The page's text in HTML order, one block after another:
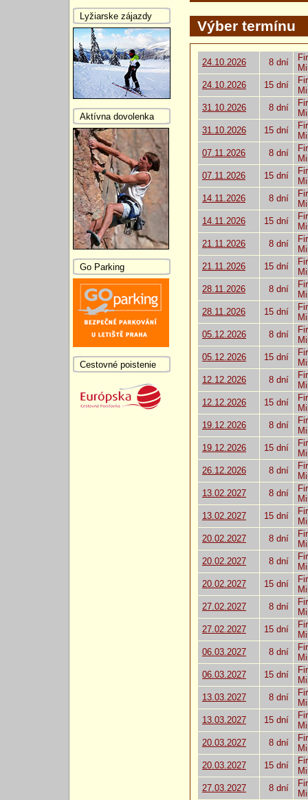
Výber termínu
24.10.2026 8 dní
24.10.2026
15 dní
31.10.2026
8 dní
31.10.2026
15 dní
07.11.2026
8 dní
07.11.2026
15 dní
14.11.2026
8 dní
14.11.2026
15 dní
21.11.2026
8 dní
21.11.2026
15 dní
28.11.2026
8 dní
28.11.2026
15 dní
05.12.2026
8 dní
05.12.2026
15 dní
12.12.2026
8 dní
12.12.2026
15 dní
19.12.2026
8 dní
19.12.2026
15 dní
26.12.2026
8 dní
13.02.2027
8 dní
13.02.2027
15 dní
20.02.2027
8 dní
20.02.2027
8 dní
20.02.2027
15 dní
27.02.2027
8 dní
27.02.2027
15 dní
06.03.2027
8 dní
06.03.2027
15 dní
13.03.2027
8 dní
13.03.2027
15 dní
20.03.2027
8 dní
20.03.2027
15 dní
27.03.2027
8 dní
Lyžiarske zájazdy
Aktívna dovolenka
Go Parking
Cestovné poistenie